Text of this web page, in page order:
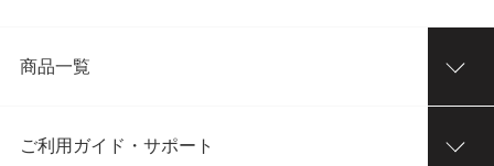
商品一覧
ご利用ガイド・サポート